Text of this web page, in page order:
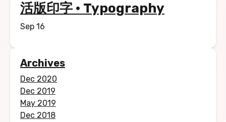
活版印字 · Typography
Sep 16
Archives
Dec 2020
Dec 2019
May 2019
Dec 2018